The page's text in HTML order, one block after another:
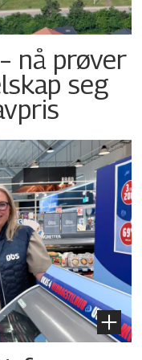
nå prøver
seg